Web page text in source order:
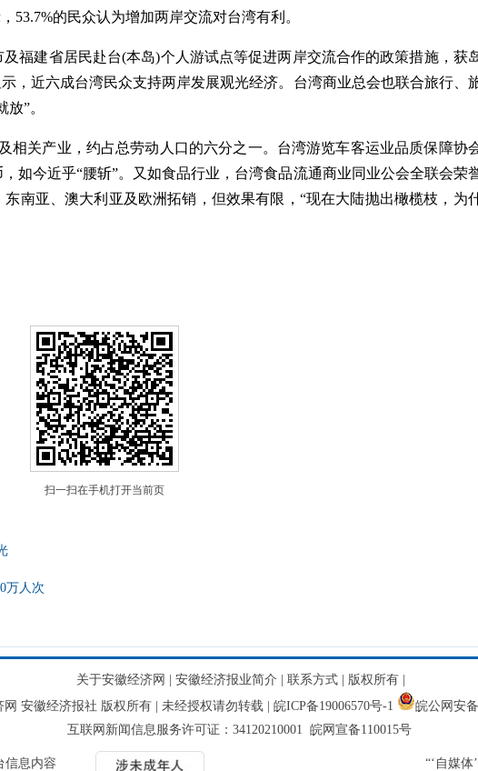
53.7%的民众认为增加两岸交流对台湾有利。
建省居民赴台(本岛)个人游试点等促进两岸交流合作的政策措施，获
，近六成台湾民众支持两岸发展观光经济。台湾商业总会也联合旅行、
”。
关产业，约占总劳动人口的六分之一。台湾游览车客运业品质保障协
如今近乎“腰斩”。又如食品行业，台湾食品流通商业同业公会全联会荣
南亚、澳大利亚及欧洲拓销，但效果有限，“现在大陆抛出橄榄枝，为
扫一扫在手机打开当前页
万人次
关于安徽经济网 安徽经济报业简介 联系方式 版权所有
网 安徽经济报社 版权所有 | 未经授权请勿转载 | 皖ICP备19006570号-1
皖公网安
互联网新闻信息服务许可证：34120210001 皖网宣备110015号
信息内容
“‘自媒